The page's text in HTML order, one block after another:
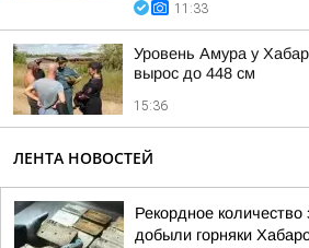
11:33
Уровень Амура у
вырос до 448 см
15:36
ЛЕНТА НОВОСТЕЙ
Рекордное
добыли горняки